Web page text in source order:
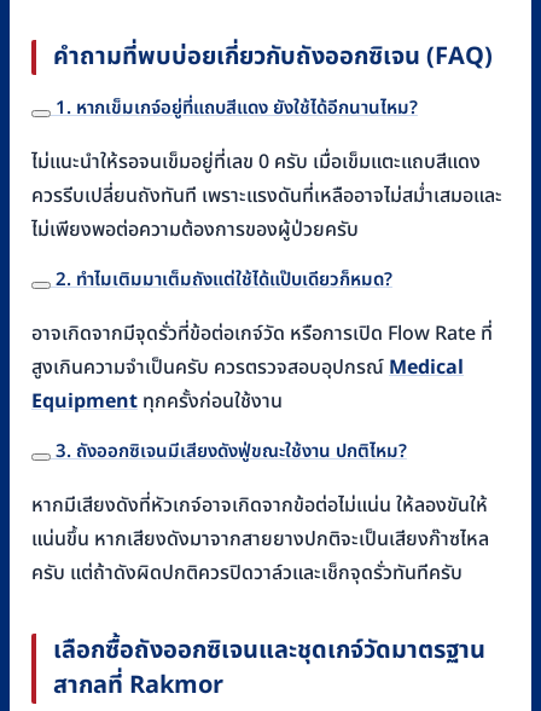
คำถามที่พบบ่อยเกี่ยวกับถังออกซิเจน (FAQ)
1. หากเข็มเกจ์อยู่ที่แถบสีแดง ยังใช้ได้อีกนานไหม?
ไม่แนะนำให้รอจนเข็มอยู่ที่เลข 0 ครับ เมื่อเข็มแตะแถบสีแดง
ควรรีบเปลี่ยนถังทันที เพราะแรงดันที่เหลืออาจไม่สม่ำเสมอและ
ไม่เพียงพอต่อความต้องการของผู้ป่วยครับ
2. ทำไมเติมมาเต็มถังแต่ใช้ได้แป๊บเดียวก็หมด?
อาจเกิดจากมีจุดรั่วที่ข้อต่อเกจ์วัด หรือการเปิด Flow Rate ที่
สูงเกินความจำเป็นครับ ควรตรวจสอบอุปกรณ์Medical
Equipment ทุกครั้งก่อนใช้งาน
3. ถังออกซิเจนมีเสียงดังฟู่ขณะใช้งาน ปกติไหม?
หากมีเสียงดังที่หัวเกจ์อาจเกิดจากข้อต่อไม่แน่น ให้ลองขันให้
แน่นขึ้น หากเสียงดังมาจากสายยางปกติจะเป็นเสียงก๊าซไหล
ครับ แต่ถ้าดังผิดปกติควรปิดวาล์วและเช็กจุดรั่วทันทีครับ
เลือกซื้อถังออกซิเจนและชุดเกจ์วัดมาตรฐาน
สากลที่ Rakmor